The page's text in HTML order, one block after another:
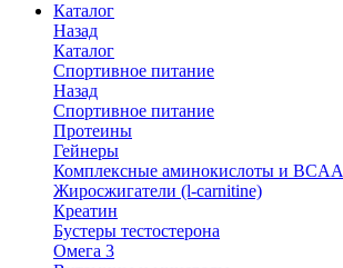
Каталог
Назад
Каталог
Спортивное питание
Назад
Спортивное питание
Протеины
Гейнеры
Комплексные аминокислоты и BCAA
Жиросжигатели (l-carnitine)
Креатин
Бустеры тестостерона
Омега 3